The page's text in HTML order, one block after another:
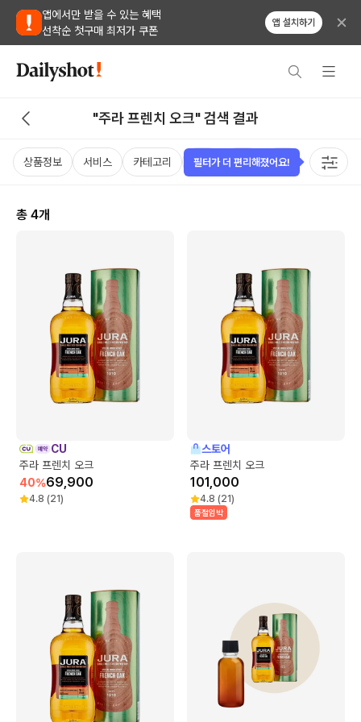
앱에서만 받을 수 있는 혜택
선착순 첫구매 최저가 쿠폰
앱 설치하기
"주라 프렌치 오크" 검색 결과
상품정보 서비스 카테고리 가격 국가 용량 태그
총 4개
CU
주라 프렌치 오크
40%69,900
4.8 (21)
스토어
주라 프렌치 오크
101,000
4.8 (21)
품절임박
필터가 더 편리해졌어요!